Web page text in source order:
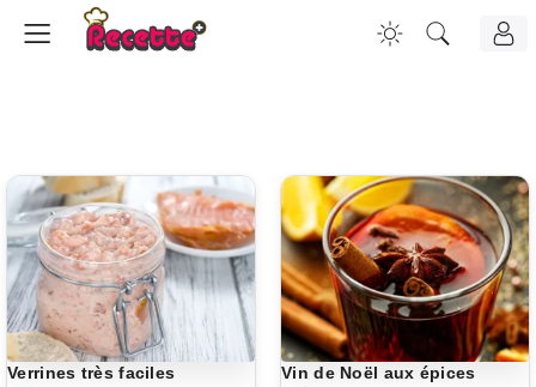
Verrines très faciles Vin de Noël aux épices